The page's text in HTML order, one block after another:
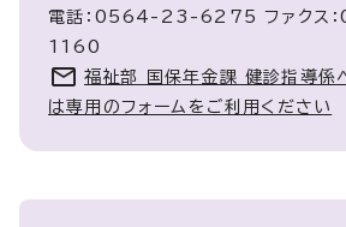
電話：0564-23-6275 ファクス
1160
福祉部 国保年金課 健診指導係
は専用のフォームをご利用ください